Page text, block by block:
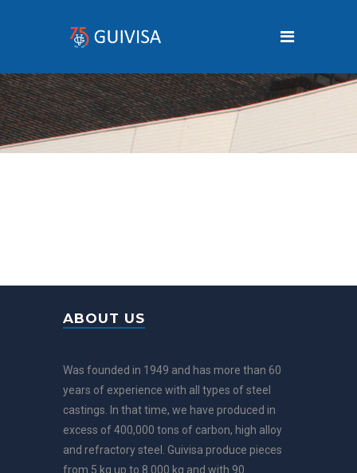
ABOUT US
Was founded in 1949 and has more than 60
years of experience with all types of steel
castings. In that time, we have produced in
excess of 400,000 tons of carbon, high alloy
and refractory steel. Guivisa produce pieces
from 5 kg up to 8.000 kg and with 90